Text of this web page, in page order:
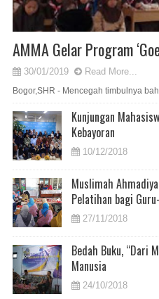
AMMA Gelar Program
30/01/2019 Read More...
Bogor,SHR - Mencegah timbulnya
Kunjungan
Kebayoran
10/12/2018
Muslimah
Pelatihan bagi
27/11/2018
Bedah Buku, “Dari
Manusia
24/10/2018